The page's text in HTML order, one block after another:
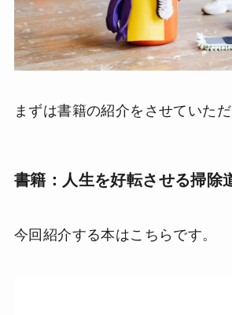
まずは書籍の紹介をさせていただ
書籍：人生を好転させる掃除
今回紹介する本はこちらです。